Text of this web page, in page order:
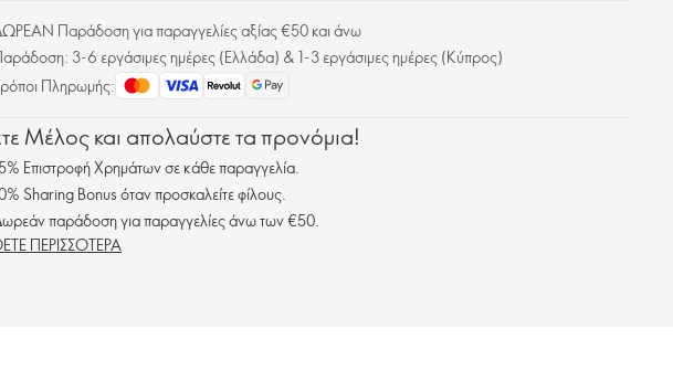
Παράδοση για παραγγελίες αξίας €50 και άνω
3-6 εργάσιμες ημέρες (Ελλάδα) & 1-3 εργάσιμες ημέρες (Κύπρος)
Πληρωμής:
Μέλος και απολαύστε τα προνόμια!
Επιστροφή Χρημάτων σε κάθε παραγγελία.
Sharing Bonus όταν προσκαλείτε φίλους.
παράδοση για παραγγελίες άνω των €50.
ΠΕΡΙΣΣΟΤΕΡΑ